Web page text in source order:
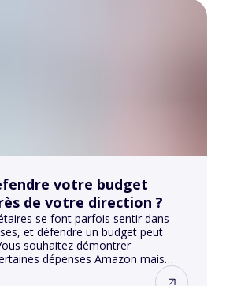
votre budget
de votre direction ?
se font parfois sentir dans
et défendre un budget peut
dépenses Amazon mais
comment vous y prendre ? Pas de